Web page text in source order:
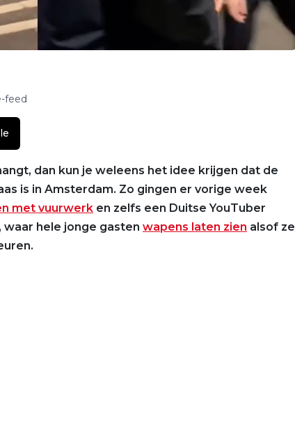
feed
dan kun je weleens het idee krijgen dat de
is in Amsterdam. Zo gingen er vorige week
met vuurwerk en zelfs een Duitse YouTuber
hele jonge gasten wapens laten zien alsof ze